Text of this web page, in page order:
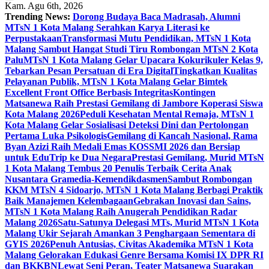
Kam. Agu 6th, 2026
Trending News: Dorong Budaya Baca Madrasah, Alumni
MTsN 1 Kota Malang Serahkan Karya Literasi ke
PerpustakaanTransformasi Mutu Pendidikan, MTsN 1 Kota
Malang Sambut Hangat Studi Tiru Rombongan MTsN 2 Kota
PaluMTsN 1 Kota Malang Gelar Upacara Kokurikuler Kelas 9,
Tebarkan Pesan Persatuan di Era DigitalTingkatkan Kualitas
Pelayanan Publik, MTsN 1 Kota Malang Gelar Bimtek
Excellent Front Office Berbasis IntegritasKontingen
Matsanewa Raih Prestasi Gemilang di Jambore Koperasi Siswa
Kota Malang 2026Peduli Kesehatan Mental Remaja, MTsN 1
Kota Malang Gelar Sosialisasi Deteksi Dini dan Pertolongan
Pertama Luka PsikologisGemilang di Kancah Nasional, Rama
Byan Azizi Raih Medali Emas KOSSMI 2026 dan Bersiap
untuk EduTrip ke Dua NegaraPrestasi Gemilang, Murid MTsN
1 Kota Malang Tembus 20 Penulis Terbaik Cerita Anak
Nusantara Gramedia-KemendikdasmenSambut Rombongan
KKM MTsN 4 Sidoarjo, MTsN 1 Kota Malang Berbagi Praktik
Baik Manajemen KelembagaanGebrakan Inovasi dan Sains,
MTsN 1 Kota Malang Raih Anugerah Pendidikan Radar
Malang 2026Satu-Satunya Delegasi MTs, Murid MTsN 1 Kota
Malang Ukir Sejarah Amankan 3 Penghargaan Sementara di
GYIS 2026Penuh Antusias, Civitas Akademika MTsN 1 Kota
Malang Gelorakan Edukasi Genre Bersama Komisi IX DPR RI
dan BKKBNLewat Seni Peran, Teater Matsanewa Suarakan